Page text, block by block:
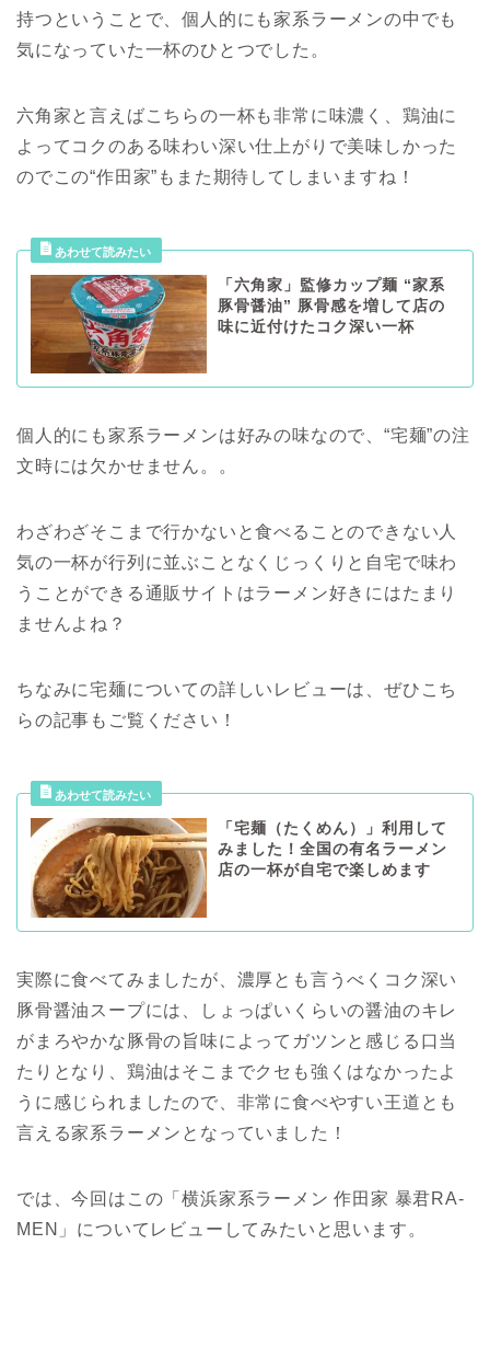
持つということで、個人的にも家系ラーメンの中でも
気になっていた一杯のひとつでした。
六角家と言えばこちらの一杯も非常に味濃く、鶏油に
よってコクのある味わい深い仕上がりで美味しかった
のでこの“作田家”もまた期待してしまいますね！
「六角家」監修カップ麺 “家系
豚骨醤油” 豚骨感を増して店の
味に近付けたコク深い一杯
個人的にも家系ラーメンは好みの味なので、“宅麺”の注
文時には欠かせません。。
わざわざそこまで行かないと食べることのできない人
気の一杯が行列に並ぶことなくじっくりと自宅で味わ
うことができる通販サイトはラーメン好きにはたまり
ませんよね？
ちなみに宅麺についての詳しいレビューは、ぜひこち
らの記事もご覧ください！
「宅麺（たくめん）」利用して
みました！全国の有名ラーメン
店の一杯が自宅で楽しめます
実際に食べてみましたが、濃厚とも言うべくコク深い
豚骨醤油スープには、しょっぱいくらいの醤油のキレ
がまろやかな豚骨の旨味によってガツンと感じる口当
たりとなり、鶏油はそこまでクセも強くはなかったよ
うに感じられましたので、非常に食べやすい王道とも
言える家系ラーメンとなっていました！
では、今回はこの「横浜家系ラーメン 作田家 暴君RA-
MEN」についてレビューしてみたいと思います。